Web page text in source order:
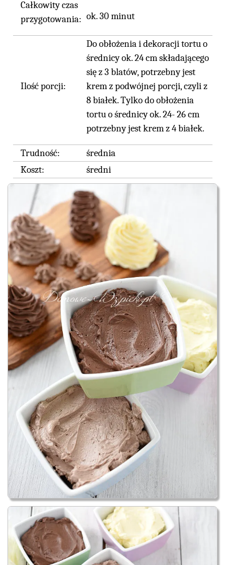
Całkowity czas
przygotowania: ok. 30 minut
Ilość porcji:
Do obłożenia i dekoracji tortu o
średnicy ok. 24 cm składającego
się z 3 blatów, potrzebny jest
krem z podwójnej porcji, czyli z
8 białek. Tylko do obłożenia
tortu o średnicy ok. 24- 26 cm
potrzebny jest krem z 4 białek.
Trudność:
średnia
Koszt:
średni